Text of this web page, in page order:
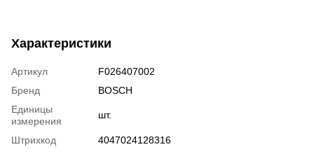
Характеристики
Артикул
F026407002
Бренд
BOSCH
Единицы
измерения
шт.
Штрихкод
4047024128316